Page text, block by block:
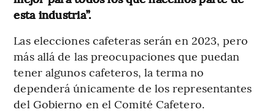
esta industria”.
Las elecciones cafeteras serán en 2023, pero
más allá de las preocupaciones que puedan
tener algunos cafeteros, la terma no
dependerá únicamente de los representantes
del Gobierno en el Comité Cafetero.